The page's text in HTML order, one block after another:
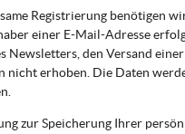
Registrierung benötigen
einer E-Mail-Adresse
Newsletters, den Versand
nicht erhoben. Die Daten
zur Speicherung Ihrer